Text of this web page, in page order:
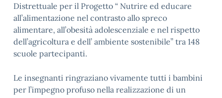
Distrettuale per il Progetto “ Nutrire ed educare
all’alimentazione nel contrasto allo spreco
alimentare, all’obesità adolescenziale e nel rispetto
dell’agricoltura e dell’ ambiente sostenibile” tra 148
scuole partecipanti.
Le insegnanti ringraziano vivamente tutti i bambini
per l’impegno profuso nella realizzazione di un